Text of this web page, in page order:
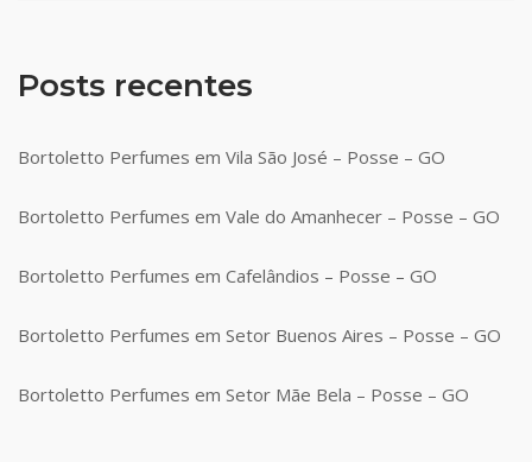
Posts recentes
Bortoletto Perfumes em Vila São José – Posse – GO
Bortoletto Perfumes em Vale do Amanhecer – Posse – GO
Bortoletto Perfumes em Cafelândios – Posse – GO
Bortoletto Perfumes em Setor Buenos Aires – Posse – GO
Bortoletto Perfumes em Setor Mãe Bela – Posse – GO